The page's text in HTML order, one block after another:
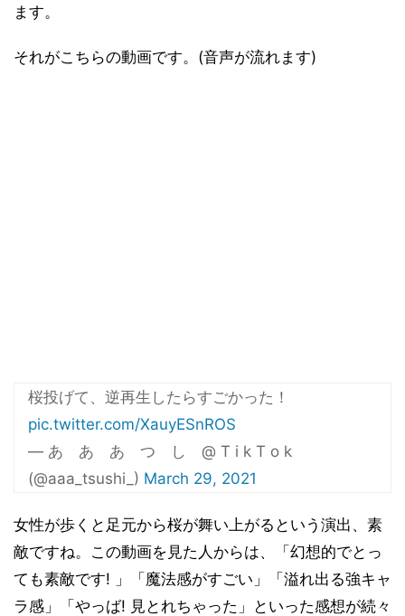
ます。
それがこちらの動画です。(音声が流れます)
桜投げて、逆再生したらすごかった！
pic.twitter.com/XauyESnROS
— あ あ あ つ し @ T i k T o k
(@aaa_tsushi_) March 29, 2021
女性が歩くと足元から桜が舞い上がるという演出、素
敵ですね。この動画を見た人からは、「幻想的でとっ
ても素敵です! 」「魔法感がすごい」「溢れ出る強キャ
ラ感」「やっば! 見とれちゃった」といった感想が続々